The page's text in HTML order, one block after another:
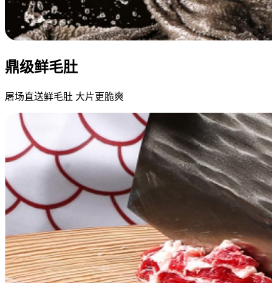
鼎级鲜毛肚
屠场直送鲜毛肚 大片更脆爽